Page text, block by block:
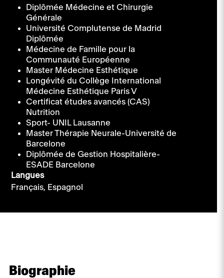
Diplômée Médecine et Chirurgie
Générale
Université Complutense de Madrid
Diplômée
Médecine de Famille pour la
Communauté Européenne
Master Médecine Esthétique
Longévité du Collège International
Médecine Esthétique Paris V
Certificat études avancés (CAS)
Nutrition
Sport- UNIL Lausanne
Master Thérapie Neurale-Université de
Barcelone
Diplômée de Gestion Hospitalière-
ESADE Barcelone
Langues
Français, Espagnol
Biographie